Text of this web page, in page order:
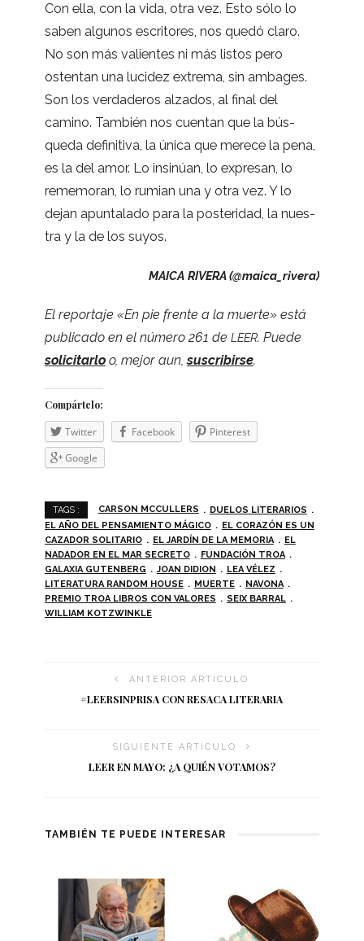
Con ella, con la vida, otra vez. Esto sólo lo
saben algu­nos escri­to­res, nos quedó claro.
No son más valien­tes ni más lis­tos pero
osten­tan una luci­dez extrema, sin amba­ges.
Son los ver­da­de­ros alza­dos, al final del
camino. Tam­bién nos cuen­tan que la bús­
queda defi­ni­tiva, la única que merece la pena,
es la del amor. Lo insi­núan, lo expre­san, lo
reme­mo­ran, lo rumian una y otra vez. Y lo
dejan apun­ta­lado para la pos­te­ri­dad, la nues­
tra y la de los suyos.
MAICA RIVERA (@maica_rivera)
El repor­taje «En pie frente a la muerte» está
publi­cado en el número 261 de LEER. Puede
soli­ci­tarloo, mejor aun,sus­cri­birse.
Com­pár­telo:
Twit­ter Face­book
Pin­te­rest
Goo­gle
TAGS : CARSON MCCULLERS
DUELOS LITERARIOS
EL AÑO DEL PENSAMIENTO MÁGICO
EL CORAZÓN ES UN
CAZADOR SOLITARIO
EL JARDÍN DE LA MEMORIA
EL
NADADOR EN EL MAR SECRETO
FUNDACIÓN TROA
GALAXIA GUTENBERG
JOAN DIDION
LEA VÉLEZ
LITERATURA RANDOM HOUSE
MUERTE
NAVONA
PREMIO TROA LIBROS CON VALORES
SEIX BARRAL
WILLIAM KOTZWINKLE
ANTERIOR ARTÍCULO
#LEERSINPRISA CON RESACA LITERARIA
SIGUIENTE ARTÍCULO
LEER EN MAYO: ¿A QUIÉN VOTAMOS?
TAMBIÉN TE PUEDE INTERESAR